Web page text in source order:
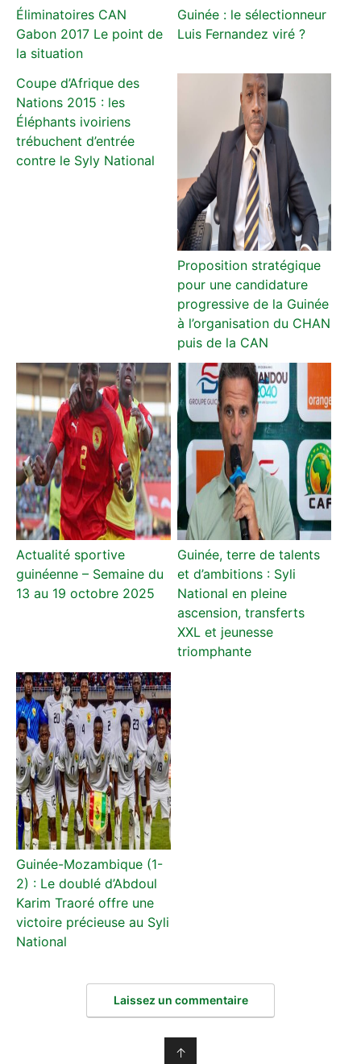
Éliminatoires CAN
Gabon 2017 Le point de
la situation
Guinée : le sélectionneur
Luis Fernandez viré ?
Coupe d’Afrique des
Nations 2015 : les
Éléphants ivoiriens
trébuchent d’entrée
contre le Syly National
Proposition stratégique
pour une candidature
progressive de la Guinée
à l’organisation du CHAN
puis de la CAN
Actualité sportive
guinéenne – Semaine du
13 au 19 octobre 2025
Guinée, terre de talents
et d’ambitions : Syli
National en pleine
ascension, transferts
XXL et jeunesse
triomphante
Guinée-Mozambique (1-
2) : Le doublé d’Abdoul
Karim Traoré offre une
victoire précieuse au Syli
National
Laissez un commentaire
↑